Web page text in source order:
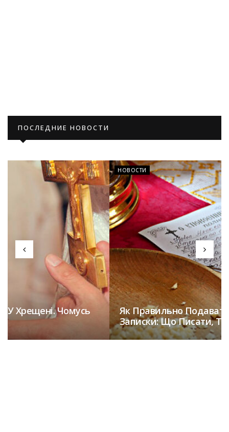
ПОСЛЕДНИЕ НОВОСТИ
НОВОСТИ
Як Правильно Подавати Церковні
Записки: Що Писати, Та Коли Подавати